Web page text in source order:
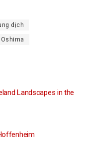
dịch
Oshima
Landscapes in the